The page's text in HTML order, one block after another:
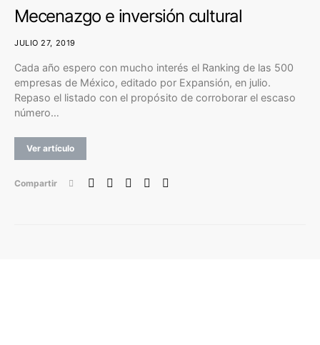
Mecenazgo e inversión cultural
JULIO 27, 2019
Cada año espero con mucho interés el Ranking de las 500
empresas de México, editado por Expansión, en julio.
Repaso el listado con el propósito de corroborar el escaso
número…
Ver artículo
Compartir